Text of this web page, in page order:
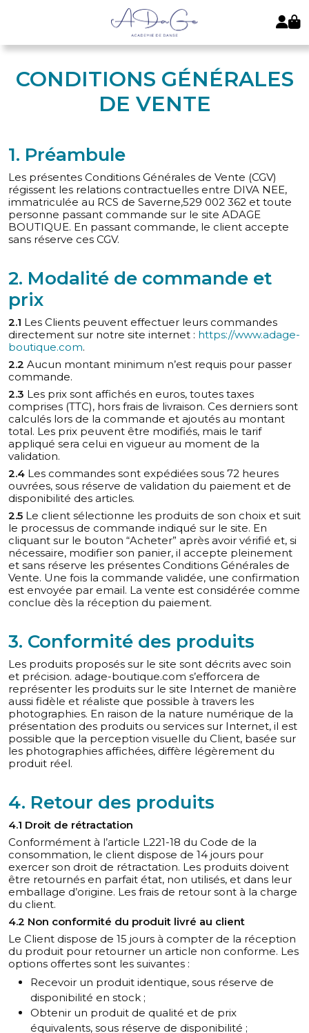
CONDITIONS GÉNÉRALES
DE VENTE
1. Préambule
Les présentes Conditions Générales de Vente (CGV)
régissent les relations contractuelles entre DIVA NEE,
immatriculée au RCS de Saverne,529 002 362 et toute
personne passant commande sur le site ADAGE
BOUTIQUE. En passant commande, le client accepte
sans réserve ces CGV.
2. Modalité de commande et
prix
2.1 Les Clients peuvent effectuer leurs commandes
directement sur notre site internet : https://www.adage-
boutique.com.
2.2 Aucun montant minimum n’est requis pour passer
commande.
2.3 Les prix sont affichés en euros, toutes taxes
comprises (TTC), hors frais de livraison. Ces derniers sont
calculés lors de la commande et ajoutés au montant
total. Les prix peuvent être modifiés, mais le tarif
appliqué sera celui en vigueur au moment de la
validation.
2.4 Les commandes sont expédiées sous 72 heures
ouvrées, sous réserve de validation du paiement et de
disponibilité des articles.
2.5 Le client sélectionne les produits de son choix et suit
le processus de commande indiqué sur le site. En
cliquant sur le bouton “Acheter” après avoir vérifié et, si
nécessaire, modifier son panier, il accepte pleinement
et sans réserve les présentes Conditions Générales de
Vente. Une fois la commande validée, une confirmation
est envoyée par email. La vente est considérée comme
conclue dès la réception du paiement.
3. Conformité des produits
Les produits proposés sur le site sont décrits avec soin
et précision. adage-boutique.com s’efforcera de
représenter les produits sur le site Internet de manière
aussi fidèle et réaliste que possible à travers les
photographies. En raison de la nature numérique de la
présentation des produits ou services sur Internet, il est
possible que la perception visuelle du Client, basée sur
les photographies affichées, diffère légèrement du
produit réel.
4. Retour des produits
4.1 Droit de rétractation
Conformément à l’article L221-18 du Code de la
consommation, le client dispose de 14 jours pour
exercer son droit de rétractation. Les produits doivent
être retournés en parfait état, non utilisés, et dans leur
emballage d’origine. Les frais de retour sont à la charge
du client.
4.2 Non conformité du produit livré au client
Le Client dispose de 15 jours à compter de la réception
du produit pour retourner un article non conforme. Les
options offertes sont les suivantes :
Recevoir un produit identique, sous réserve de
disponibilité en stock ;
Obtenir un produit de qualité et de prix
équivalents, sous réserve de disponibilité ;